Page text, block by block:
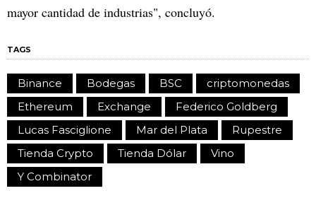
mayor cantidad de industrias", concluyó.
TAGS
Binance Bodegas BSC
criptomonedas
Ethereum
Exchange
Federico Goldberg
Lucas Fasciglione
Mar del Plata
Rupestre
Tienda Crypto
Tienda Dólar
Vino
Y Combinator